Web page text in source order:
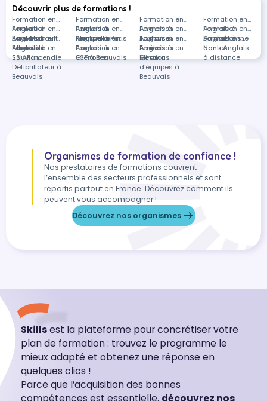
d’apprentissage (6 heures). Sessions
individuelles en entrée et sortie permanente.
Découvrir plus de formations !
Formation en
Anglais à
Baie-Mahault
Formation en
Anglais à
Montpellier
Formation en
Anglais à
Toulouse
Formation en
Anglais à
Saint-Étienne
Formation en
Anglais à
Albertville
Formation en
Anglais à Paris
Formation en
Anglais à
Amiens
Formation en
Anglais à
Nantes
Formation en
Anglais à
Sauvian
Formation en
Anglais à
Grenoble
Formation en
Anglais à
Miramas
Formations
dans Anglais
à distance
Formation en
SSIAP Incendie
Défibrillateur à
Beauvais
Formation en
SST à Beauvais
Formation en
Gestion
d'équipes à
Beauvais
Organismes de formation de confiance !
Nos prestataires de formations couvrent
l’ensemble des secteurs professionnels et sont
répartis partout en France. Découvrez comment ils
peuvent vous accompagner !
Découvrez nos organismes
Skillsest la plateforme pour concrétiser votre
plan de formation : trouvez le programme le
mieux adapté et obtenez une réponse en
quelques clics !
Parce que l’acquisition des bonnes